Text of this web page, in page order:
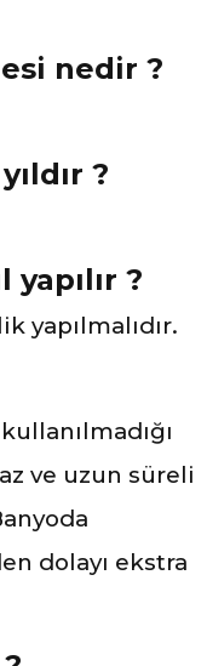
nedir ?
?
?
yapılmalıdır.
ve uzun süreli
dolayı ekstra